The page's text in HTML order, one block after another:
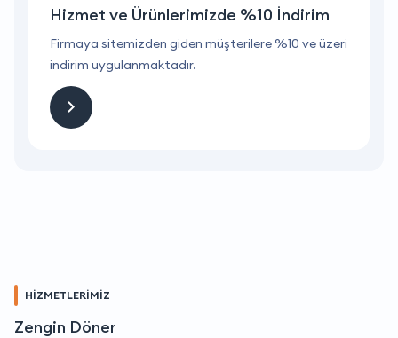
Hizmet ve Ürünlerimizde %10 İndirim
Firmaya sitemizden giden müşterilere %10 ve üzeri
indirim uygulanmaktadır.
HİZMETLERİMİZ
Zengin Döner